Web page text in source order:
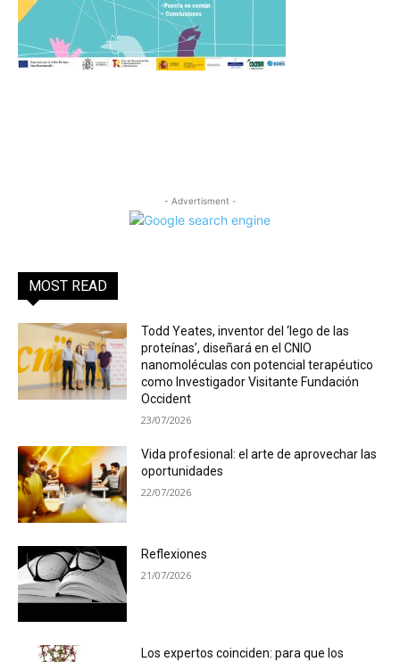
- Advertisment -
MOST READ
Todd Yeates, inventor del ‘lego de las
proteínas’, diseñará en el CNIO
nanomoléculas con potencial terapéutico
como Investigador Visitante Fundación
Occident
23/07/2026
Vida profesional: el arte de aprovechar las
oportunidades
22/07/2026
Reflexiones
21/07/2026
Los expertos coinciden: para que los